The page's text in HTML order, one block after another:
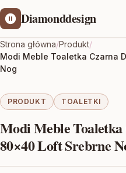
Diamonddesign
Strona główna/Produkt/
Modi Meble Toaletka Czarna
Nog
PRODUKT TOALETKI
Modi Meble
80×40 Loft Srebrne